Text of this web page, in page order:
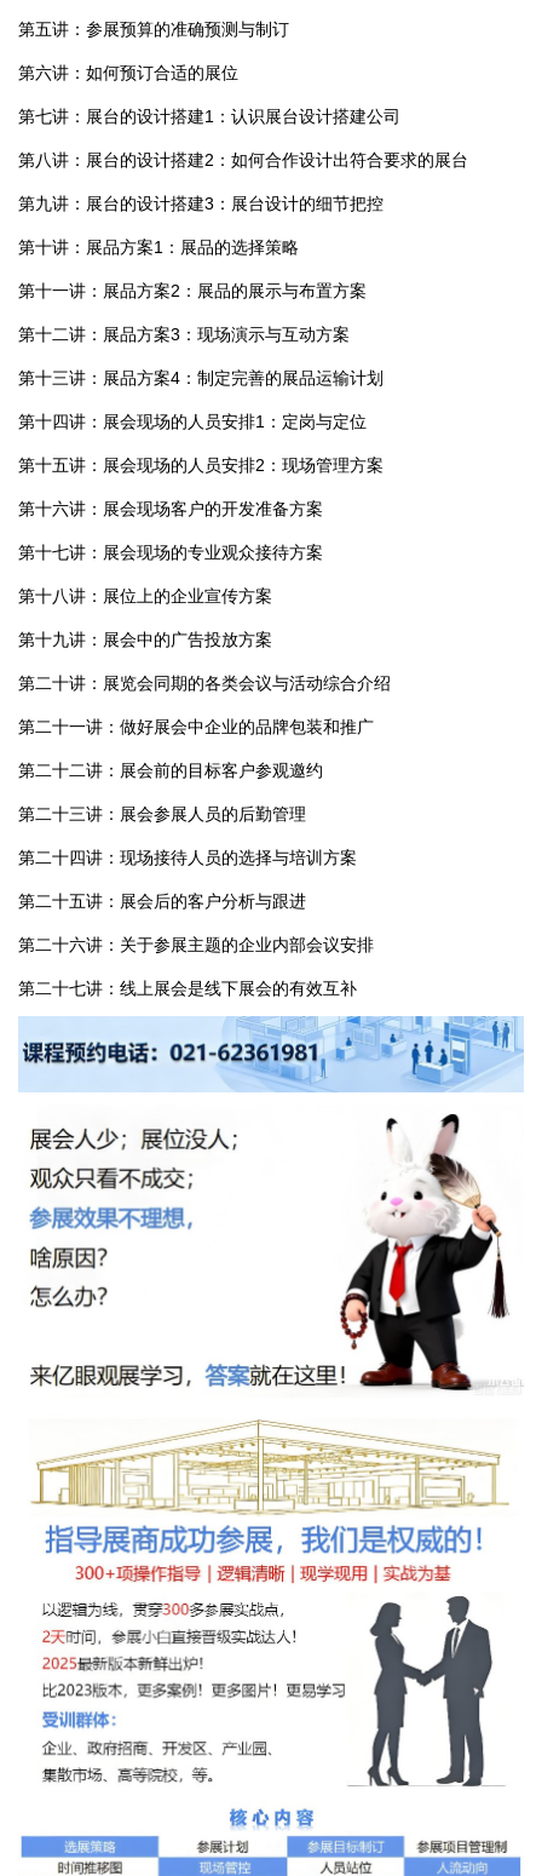
第五讲：参展预算的准确预测与制订
第六讲：如何预订合适的展位
第七讲：展台的设计搭建1：认识展台设计搭建公司
第八讲：展台的设计搭建2：如何合作设计出符合要求的展台
第九讲：展台的设计搭建3：展台设计的细节把控
第十讲：展品方案1：展品的选择策略
第十一讲：展品方案2：展品的展示与布置方案
第十二讲：展品方案3：现场演示与互动方案
第十三讲：展品方案4：制定完善的展品运输计划
第十四讲：展会现场的人员安排1：定岗与定位
第十五讲：展会现场的人员安排2：现场管理方案
第十六讲：展会现场客户的开发准备方案
第十七讲：展会现场的专业观众接待方案
第十八讲：展位上的企业宣传方案
第十九讲：展会中的广告投放方案
第二十讲：展览会同期的各类会议与活动综合介绍
第二十一讲：做好展会中企业的品牌包装和推广
第二十二讲：展会前的目标客户参观邀约
第二十三讲：展会参展人员的后勤管理
第二十四讲：现场接待人员的选择与培训方案
第二十五讲：展会后的客户分析与跟进
第二十六讲：关于参展主题的企业内部会议安排
第二十七讲：线上展会是线下展会的有效互补